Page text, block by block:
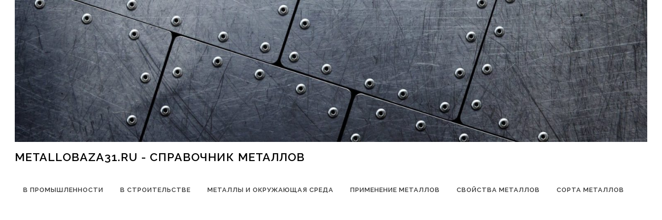
Перейти к содержимому
METALLOBAZA31.RU - СПРАВОЧНИК МЕТАЛЛОВ
В ПРОМЫШЛЕННОСТИ В СТРОИТЕЛЬСТВЕ МЕТАЛЛЫ И ОКРУЖАЮЩАЯ СРЕДА ПРИМЕНЕНИЕ МЕТАЛЛОВ СВОЙСТВА МЕТАЛЛОВ СОРТА МЕТАЛЛОВ